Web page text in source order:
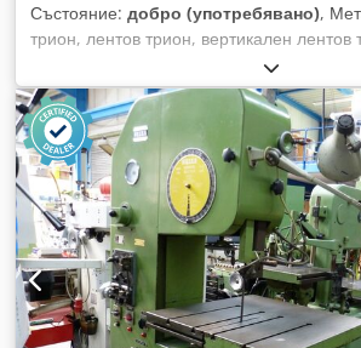
Състояние: добро (употребявано),
трион, лентов трион, вертикален лентов
Производител: Pehaka, вертикален
Задвижване: 3 kW - Без спирачка,
на рязане: макс. 500 мм - Височина на
мм - Лента на триона: дължина 3850 до
на лентовия трион: безстепенно
Tquo Akksk - Работна маса: накланяема -
включително допълнителни лентови
снимките - Размери: 1300/910/H2140 мм